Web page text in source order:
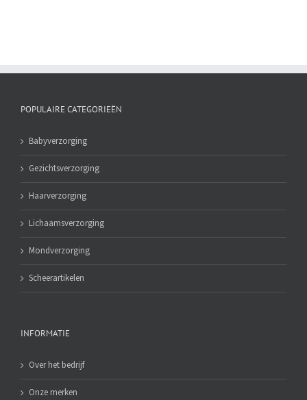
POPULAIRE CATEGORIEËN
Babyverzorging
Gezichtsverzorging
Haarverzorging
Lichaamsverzorging
Mondverzorging
Scheerartikelen
INFORMATIE
Over het bedrijf
Onze merken